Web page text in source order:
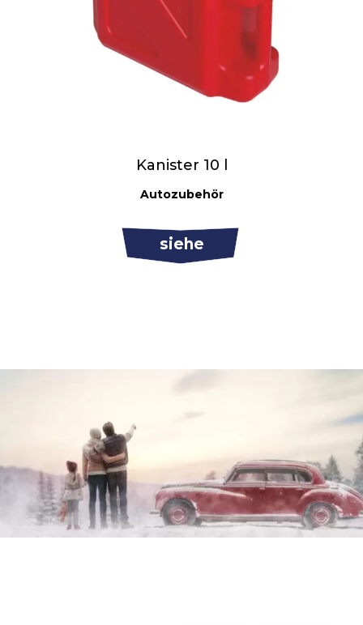
Kanister 10 l
Autozubehör
siehe